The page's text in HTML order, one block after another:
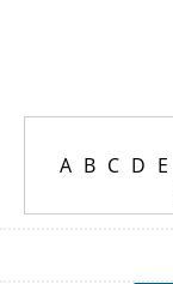
A B C D E